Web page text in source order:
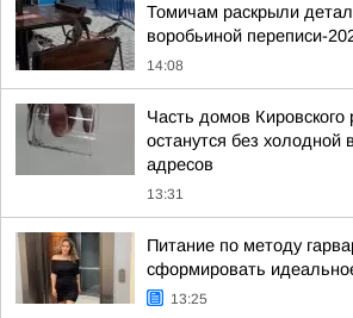
Томичам раскрыли
воробьиной переписи-
14:08
Часть домов Кировского
останутся без холодной
адресов
13:31
Питание по методу
сформировать
13:25